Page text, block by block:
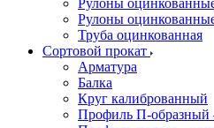
Рулоны
Рулоны
Труба оцинкованная
Сортовой прокат
Арматура
Балка
Круг калиброванный
Профиль П-образный